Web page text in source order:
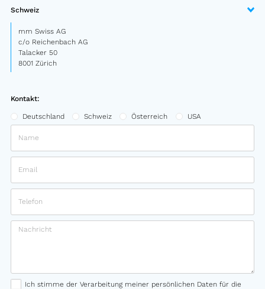
Schweiz
mm Swiss AG
c/o Reichenbach AG
Talacker 50
8001 Zürich
Kontakt:
Deutschland Schweiz Österreich USA
Ich stimme der Verarbeitung meiner persönlichen Daten für die